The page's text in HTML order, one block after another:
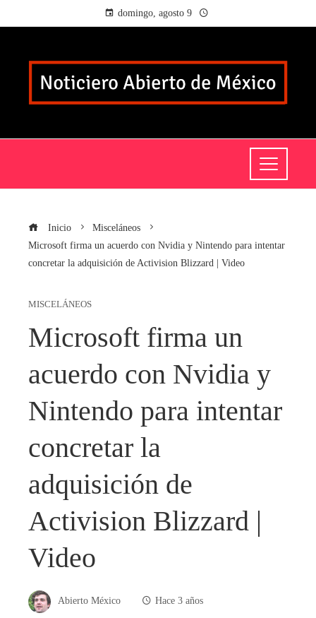
domingo, agosto 9
Inicio
Misceláneos
Microsoft firma un acuerdo con Nvidia y Nintendo para intentar
concretar la adquisición de Activision Blizzard | Video
MISCELÁNEOS
Microsoft firma un
acuerdo con Nvidia y
Nintendo para intentar
concretar la
adquisición de
Activision Blizzard |
Video
Abierto México Hace 3 años